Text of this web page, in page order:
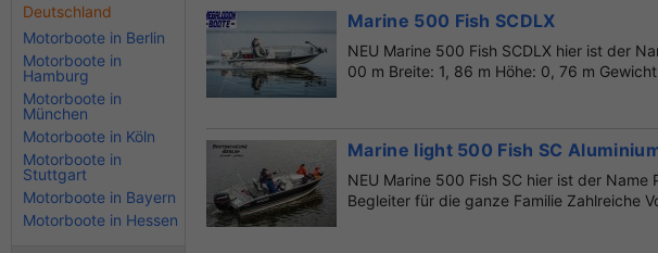
Marine 500 Fish SCDLX
NEU Marine 500 Fish SCDLX hier ist der
00 m Breite: 1, 86 m Höhe: 0, 76 m
Marine light 500 Fish SC
NEU Marine 500 Fish SC hier ist der
Begleiter für die ganze Familie Zahlreiche
Deutschland
Motorboote in Berlin
Motorboote in
Hamburg
Motorboote in
München
Motorboote in Köln
Motorboote in
Stuttgart
Motorboote in Bayern
Motorboote in Hessen